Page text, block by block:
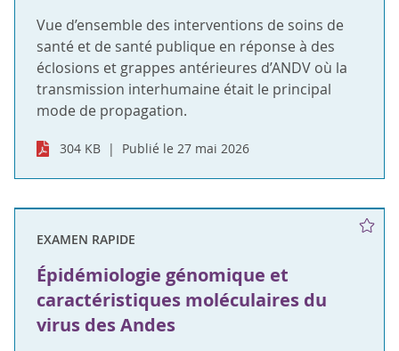
Vue d’ensemble des interventions de soins de
santé et de santé publique en réponse à des
éclosions et grappes antérieures d’ANDV où la
transmission interhumaine était le principal
mode de propagation.
304 KB Publié le 27 mai 2026
EXAMEN RAPIDE
Épidémiologie génomique et
caractéristiques moléculaires du
virus des Andes